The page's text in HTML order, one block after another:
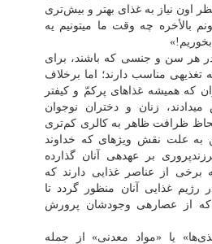
اون نیاز به غذای بهتر و بیش‌تری
بالأخره چه وقت ما می‏تونیم یه
هر سن و جنسی که باشند، برای
تغذیه‏ی مناسب دارند؛ اما برخلاف
که همیشه غذاهای پرکمّ و کیف‏تر
زنان و دختران نوجوان
ظرافت ظاهر به کالری کم‌تری
به علت نقش ویژه‏ای که خداوند
بر عهد‏ه‏ی آنان گذارده
برخی از عناصر غذایی دارند که
رژیم غذایی آنان منظور گردد تا
از عصاره‏ی وجودشان پرورش
یا «مواد معدنی» از جمله